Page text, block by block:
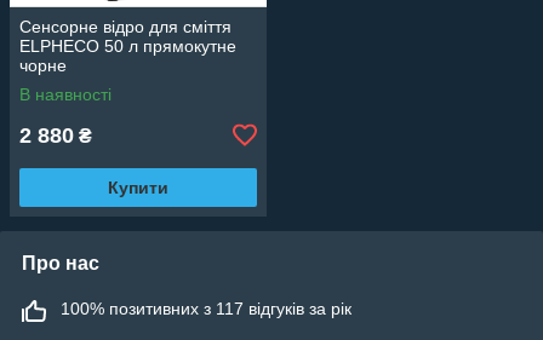
Сенсорне відро для сміття
ELPHECO 50 л прямокутне
чорне
В наявності
2 880 ₴
Купити
Про нас
100% позитивних з 117 відгуків за рік